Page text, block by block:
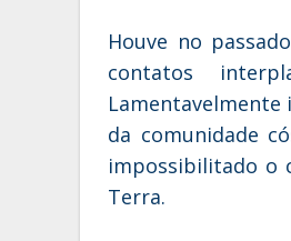
Houve no
contatos
da comunidade
impossibilitado o
Terra.